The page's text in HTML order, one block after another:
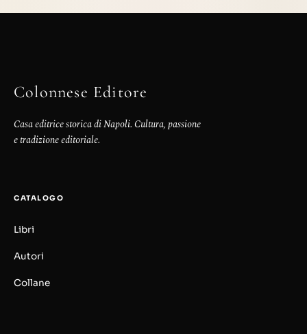
Colonnese Editore
Casa editrice storica di Napoli. Cultura, passione
e tradizione editoriale.
CATALOGO
Libri
Autori
Collane